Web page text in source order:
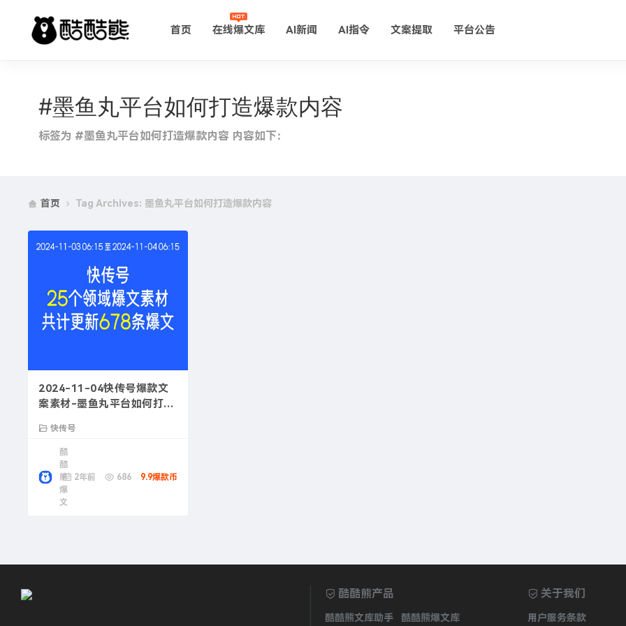
首页 在线爆文库 AI新闻 AI指令 文案提取 平台公告
#墨鱼丸平台如何打造爆款内容
标签为 #墨鱼丸平台如何打造爆款内容 内容如下：
首页 Tag Archives: 墨鱼丸平台如何打造爆款内容
2024-11-04快传号爆款文
案素材-墨鱼丸平台如何打造
快传号
酷
酷
熊
爆
文
2年前 686 9.9爆款币
酷酷熊产品
酷酷熊文库助手 酷酷熊爆文库
关于我们
用户服务条款